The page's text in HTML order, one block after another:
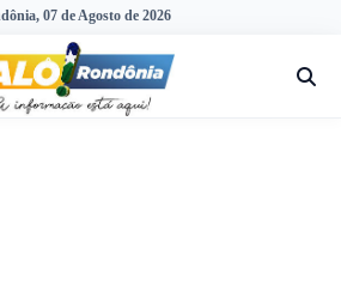
07 de Agosto de 2026